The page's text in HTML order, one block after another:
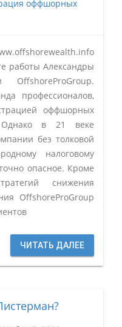
оффшорных
работы Александры
профессионалов,
оффшорных
в 21 веке
без толковой
налоговому
опасное. Кроме
снижения
OffshoreProGroup
ЧИТАТЬ ДАЛЕЕ